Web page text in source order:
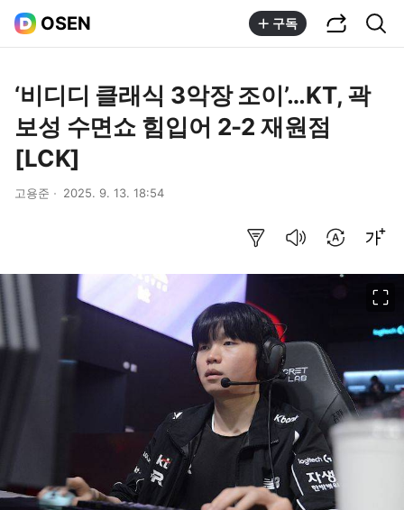
OSEN 구독
‘비디디 클래식 3악장 조이’…KT, 곽
보성 수면쇼 힘입어 2-2 재원점
[LCK]
고용준 2025. 9. 13. 18:54